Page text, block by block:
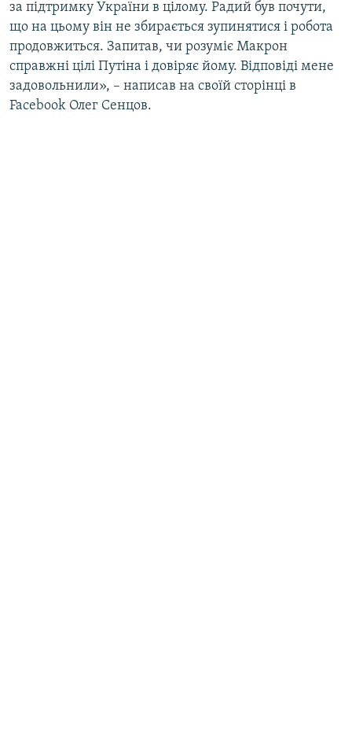
за підтримку України в цілому. Радий був почути,
що на цьому він не збирається зупинятися і робота
продовжиться. Запитав, чи розуміє Макрон
справжні цілі Путіна і довіряє йому. Відповіді мене
задовольнили», – написав на своїй сторінці в
Facebook Олег Сенцов.